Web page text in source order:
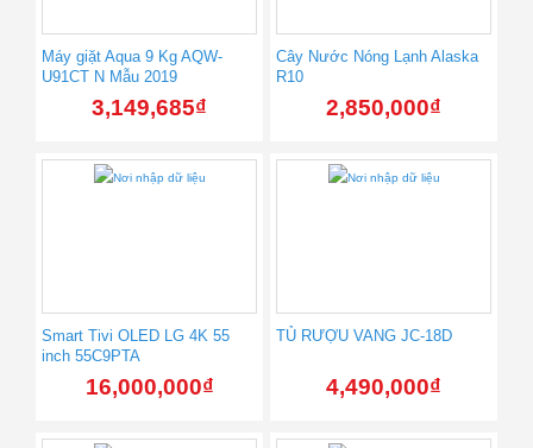
Máy giặt Aqua 9 Kg AQW-
U91CT N Mẫu 2019
3,149,685₫
Cây Nước Nóng Lạnh Alaska
R10
2,850,000₫
Smart Tivi OLED LG 4K 55
inch 55C9PTA
16,000,000₫
TỦ RƯỢU VANG JC-18D
4,490,000₫